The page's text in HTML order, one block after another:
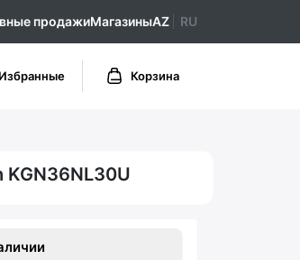
продажиМагазиныAZ RU
Избранные Корзина
KGN36NL30U